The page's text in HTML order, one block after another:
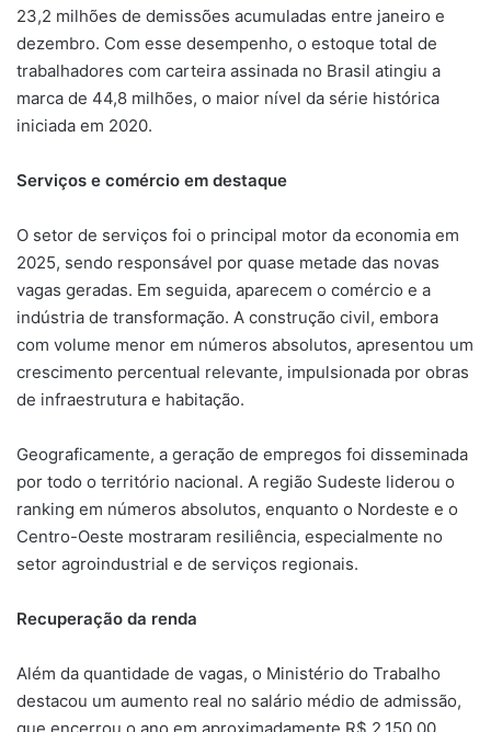
23,2 milhões de demissões acumuladas entre janeiro e
dezembro. Com esse desempenho, o estoque total de
trabalhadores com carteira assinada no Brasil atingiu a
marca de 44,8 milhões, o maior nível da série histórica
iniciada em 2020.
Serviços e comércio em destaque
O setor de serviços foi o principal motor da economia em
2025, sendo responsável por quase metade das novas
vagas geradas. Em seguida, aparecem o comércio e a
indústria de transformação. A construção civil, embora
com volume menor em números absolutos, apresentou um
crescimento percentual relevante, impulsionada por obras
de infraestrutura e habitação.
Geograficamente, a geração de empregos foi disseminada
por todo o território nacional. A região Sudeste liderou o
ranking em números absolutos, enquanto o Nordeste e o
Centro-Oeste mostraram resiliência, especialmente no
setor agroindustrial e de serviços regionais.
Recuperação da renda
Além da quantidade de vagas, o Ministério do Trabalho
destacou um aumento real no salário médio de admissão,
que encerrou o ano em aproximadamente R$ 2.150,00.